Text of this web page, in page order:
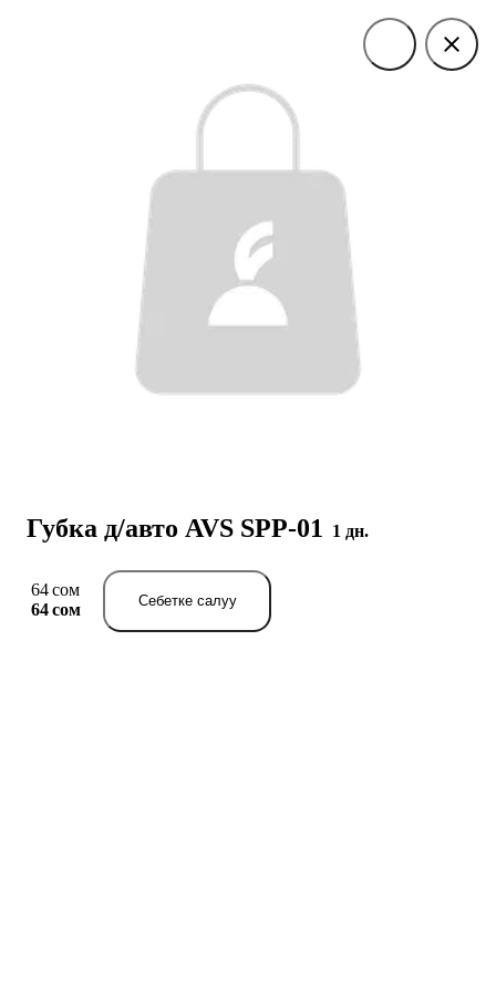
Губка д/авто AVS SPP-01 1 дн.
64 сом
64 сом
Себетке салуу